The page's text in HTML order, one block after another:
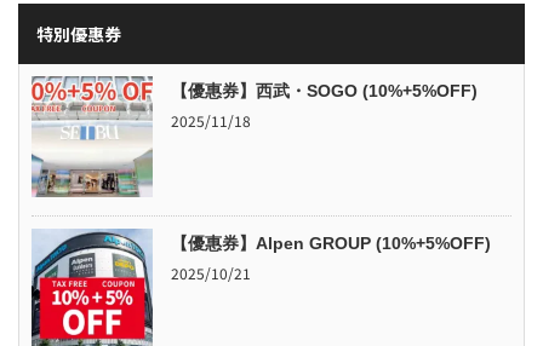
特別優惠券
【優惠券】西武・SOGO (10%+5%OFF)
2025/11/18
【優惠券】Alpen GROUP (10%+5%OFF)
2025/10/21